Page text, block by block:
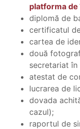
platforma
diplomă de
certificatul
cartea de
două
secretariat
atestat de
lucrarea de
dovada
cazul);
raportul de